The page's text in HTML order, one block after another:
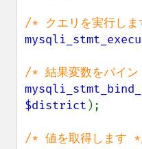
$district );